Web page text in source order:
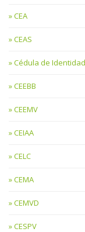
CEA
CEAS
Cédula de
CEEBB
CEEMV
CEIAA
CELC
CEMA
CEMVD
CESPV